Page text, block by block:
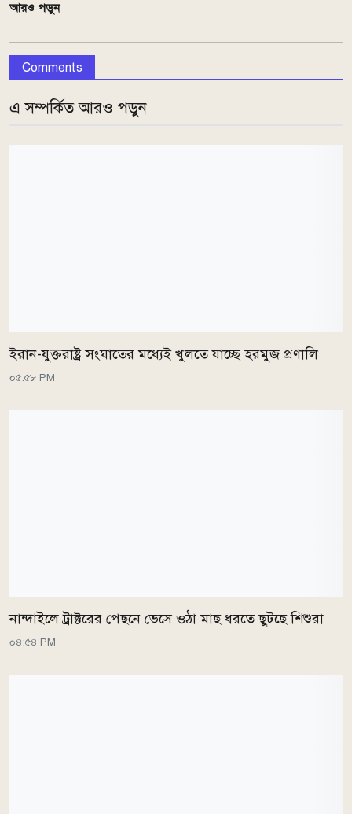
আরও পড়ুন
Comments
এ সম্পর্কিত আরও পড়ুন
ইরান-যুক্তরাষ্ট্র সংঘাতের মধ্যেই খুলতে যাচ্ছে হরমুজ প্রণালি
০৫:৫৮ PM
নান্দাইলে ট্রাক্টরের পেছনে ভেসে ওঠা মাছ ধরতে ছুটছে শিশুরা
০৪:৫৪ PM